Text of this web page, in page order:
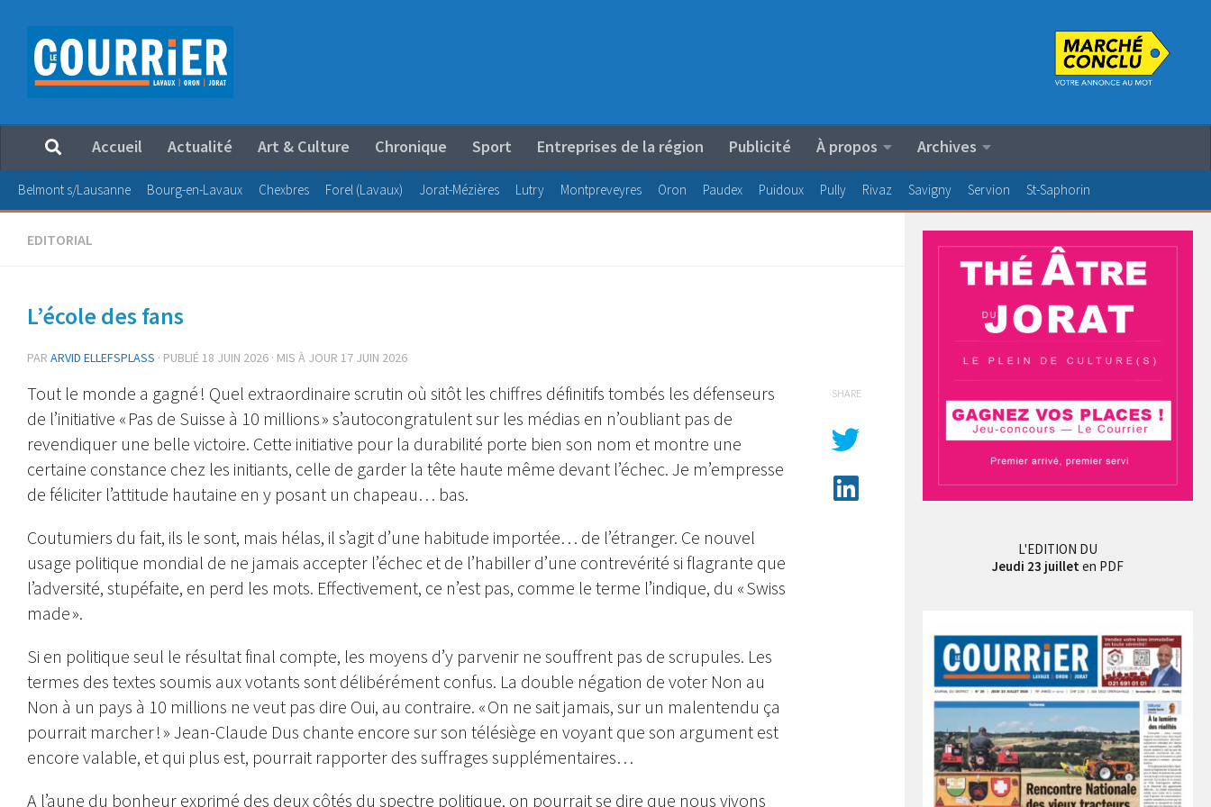
Au dessous du contenu
Accueil Actualité Art & Culture Chronique Sport Entreprises de la région Publicité À propos Archives
Belmont s/Lausanne Bourg-en-Lavaux Chexbres Forel (Lavaux) Jorat-Mézières Lutry Montpreveyres Oron Paudex Puidoux Pully Rivaz Savigny Servion St-Saphorin
EDITORIAL
L’école des fans
PAR ARVID ELLEFSPLASS · PUBLIÉ 18 JUIN 2026 · MIS À JOUR 17 JUIN 2026
Tout le monde a gagné ! Quel extraordinaire scrutin où sitôt les chiffres définitifs tombés les défenseurs
de l’initiative « Pas de Suisse à 10 millions » s’autocongratulent sur les médias en n’oubliant pas de
revendiquer une belle victoire. Cette initiative pour la durabilité porte bien son nom et montre une
certaine constance chez les initiants, celle de garder la tête haute même devant l’échec. Je m’empresse
de féliciter l’attitude hautaine en y posant un chapeau… bas.
Coutumiers du fait, ils le sont, mais hélas, il s’agit d’une habitude importée… de l’étranger. Ce nouvel
usage politique mondial de ne jamais accepter l’échec et de l’habiller d’une contrevérité si flagrante que
l’adversité, stupéfaite, en perd les mots. Effectivement, ce n’est pas, comme le terme l’indique, du « Swiss
made ».
Si en politique seul le résultat final compte, les moyens d’y parvenir ne souffrent pas de scrupules. Les
termes des textes soumis aux votants sont délibérément confus. La double négation de voter Non au
Non à un pays à 10 millions ne veut pas dire Oui, au contraire. « On ne sait jamais, sur un malentendu ça
pourrait marcher ! » Jean-Claude Dus chante encore sur son télésiège en voyant que son argument est
encore valable, et qui plus est, pourrait rapporter des suffrages supplémentaires…
A l’aune du bonheur exprimé des deux côtés du spectre politique, on pourrait se dire que nous vivons
SHARE
L'EDITION DU
Jeudi 23 juillet en PDF